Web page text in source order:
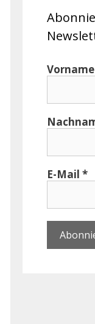
Vorname
E-Mail *